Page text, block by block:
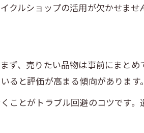
クルショップの活用が欠かせませ
、売りたい品物は事前にまと
ると評価が高まる傾向があります。
ことがトラブル回避のコツです